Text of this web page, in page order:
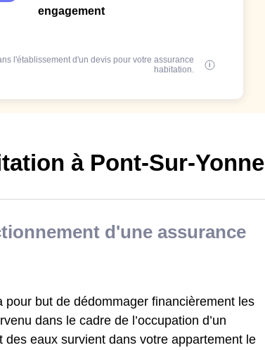
engagement
l'établissement d'un devis pour votre assurance
habitation.
à Pont-Sur-Yonne
d'une assurance
pour but de dédommager financièrement les
dans le cadre de l’occupation d’un
eaux survient dans votre appartement le